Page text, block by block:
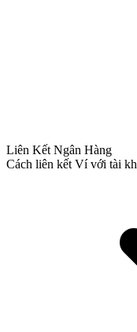
Liên Kết Ngân Hàng
Cách liên kết Ví với tài